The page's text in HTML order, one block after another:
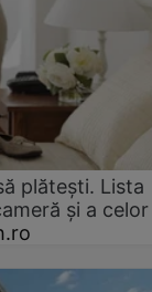
plătești. Lista
și a